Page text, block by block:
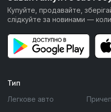
Купуйте, продавайте,
слідкуйте за новинами —
Тип
Легкове авто